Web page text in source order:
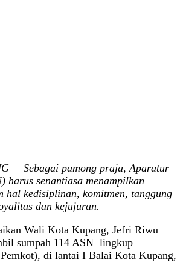
– Sebagai pamong praja, Aparatur
harus senantiasa menampilkan
hal kedisiplinan, komitmen, tanggung
dan kejujuran.
Wali Kota Kupang, Jefri Riwu
sumpah 114 ASN lingkup
di lantai I Balai Kota Kupang,